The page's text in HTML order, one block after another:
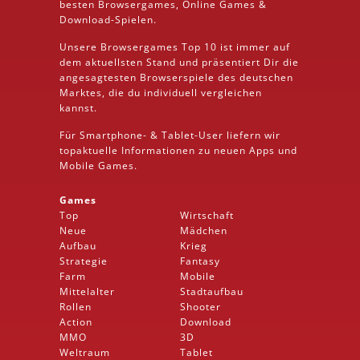
besten Browsergames, Online Games &
Download-Spielen.
Unsere Browsergames Top 10 ist immer auf
dem aktuellsten Stand und präsentiert Dir die
angesagtesten Browserspiele des deutschen
Marktes, die du individuell vergleichen
kannst.
Für Smartphone- & Tablet-User liefern wir
topaktuelle Informationen zu neuen Apps und
Mobile Games.
Games
Top
Neue
Aufbau
Strategie
Farm
Mittelalter
Rollen
Action
MMO
Weltraum
Wirtschaft
Mädchen
Krieg
Fantasy
Mobile
Stadtaufbau
Shooter
Download
3D
Tablet